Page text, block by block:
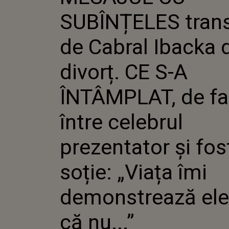
CE S-A
FAPT,
SOȚIE:
SUBÎNȚELES
de Cabral Ibacka
divorț. CE S-A
ÎNTÂMPLAT, de
între celebrul
prezentator și
soție: „Viața îmi
demonstrează
că nu...”